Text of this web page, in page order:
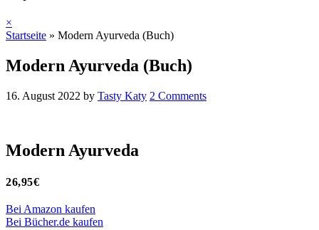
×
Startseite » Modern Ayurveda (Buch)
Modern Ayurveda (Buch)
16. August 2022 by Tasty Katy 2 Comments
Modern Ayurveda
26,95€
Bei Amazon kaufen
Bei Bücher.de kaufen